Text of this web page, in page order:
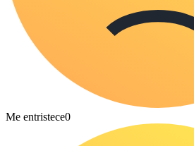
Me entristece0